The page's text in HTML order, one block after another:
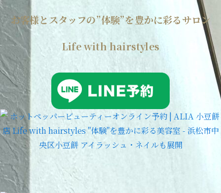
お客様とスタッフの”体験”を豊かに彩るサロン
Life with hairstyles